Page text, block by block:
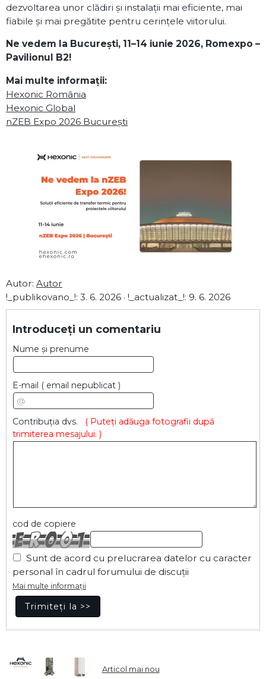
dezvoltarea unor clădiri și instalații mai eficiente, mai
fiabile și mai pregătite pentru cerințele viitorului.
Ne vedem la București, 11–14 iunie 2026, Romexpo –
Pavilionul B2!
Mai multe informații:
Hexonic România
Hexonic Global
nZEB Expo 2026 București
Autor: Autor
!_publikovano_!: 3. 6. 2026 · !_actualizat_!: 9. 6. 2026
Introduceți un comentariu
Nume și prenume
E-mail ( email nepublicat )
Contribuția dvs.
( Puteți adăuga fotografii după
trimiterea mesajului. )
cod de copiere
Sunt de acord cu prelucrarea datelor cu caracter
personal în cadrul forumului de discuții
Mai multe informații
Articol mai nou